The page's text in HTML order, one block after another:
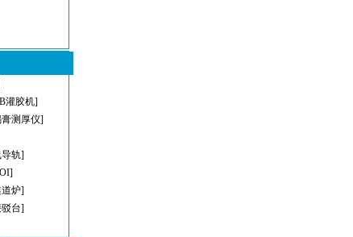
灌胶机]
膏测厚仪]
轨]
炉]
台]